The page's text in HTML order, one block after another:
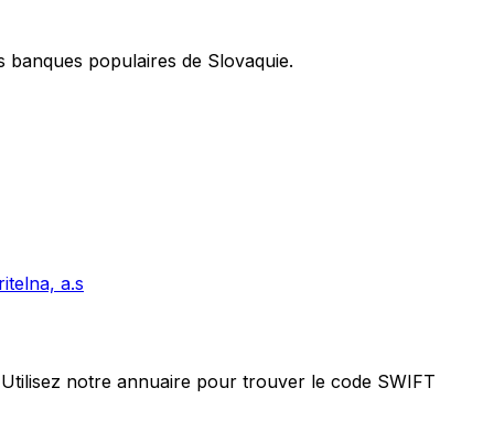
populaires de Slovaquie.
a.s
notre annuaire pour trouver le code SWIFT